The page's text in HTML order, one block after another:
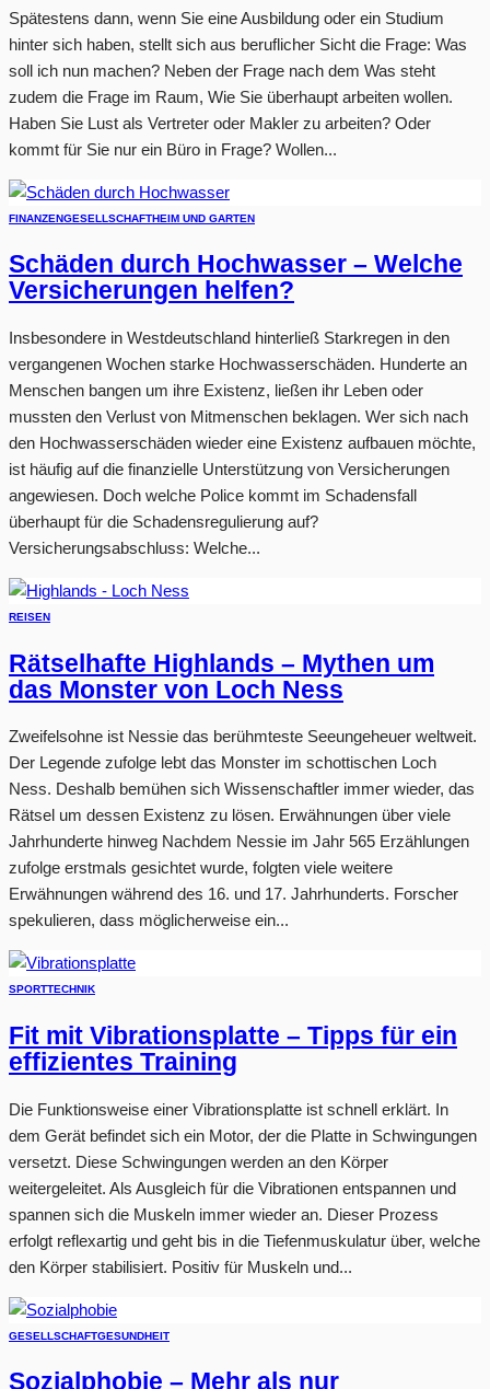
Spätestens dann, wenn Sie eine Ausbildung oder ein Studium
hinter sich haben, stellt sich aus beruflicher Sicht die Frage: Was
soll ich nun machen? Neben der Frage nach dem Was steht
zudem die Frage im Raum, Wie Sie überhaupt arbeiten wollen.
Haben Sie Lust als Vertreter oder Makler zu arbeiten? Oder
kommt für Sie nur ein Büro in Frage? Wollen...
FINANZENGESELLSCHAFTHEIM UND GARTEN
Schäden durch Hochwasser – Welche
Versicherungen helfen?
Insbesondere in Westdeutschland hinterließ Starkregen in den
vergangenen Wochen starke Hochwasserschäden. Hunderte an
Menschen bangen um ihre Existenz, ließen ihr Leben oder
mussten den Verlust von Mitmenschen beklagen. Wer sich nach
den Hochwasserschäden wieder eine Existenz aufbauen möchte,
ist häufig auf die finanzielle Unterstützung von Versicherungen
angewiesen. Doch welche Police kommt im Schadensfall
überhaupt für die Schadensregulierung auf?
Versicherungsabschluss: Welche...
REISEN
Rätselhafte Highlands – Mythen um
das Monster von Loch Ness
Zweifelsohne ist Nessie das berühmteste Seeungeheuer weltweit.
Der Legende zufolge lebt das Monster im schottischen Loch
Ness. Deshalb bemühen sich Wissenschaftler immer wieder, das
Rätsel um dessen Existenz zu lösen. Erwähnungen über viele
Jahrhunderte hinweg Nachdem Nessie im Jahr 565 Erzählungen
zufolge erstmals gesichtet wurde, folgten viele weitere
Erwähnungen während des 16. und 17. Jahrhunderts. Forscher
spekulieren, dass möglicherweise ein...
SPORTTECHNIK
Fit mit Vibrationsplatte – Tipps für ein
effizientes Training
Die Funktionsweise einer Vibrationsplatte ist schnell erklärt. In
dem Gerät befindet sich ein Motor, der die Platte in Schwingungen
versetzt. Diese Schwingungen werden an den Körper
weitergeleitet. Als Ausgleich für die Vibrationen entspannen und
spannen sich die Muskeln immer wieder an. Dieser Prozess
erfolgt reflexartig und geht bis in die Tiefenmuskulatur über, welche
den Körper stabilisiert. Positiv für Muskeln und...
GESELLSCHAFTGESUNDHEIT
Sozialphobie – Mehr als nur